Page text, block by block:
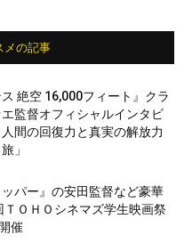
メの記事
ス 絶空 16,000フィート』クラ
監督オフィシャルインタビ
間の回復力と真実の解放力
」
ッパー』の安田監督など豪華
ＴＯＨＯシネマズ学生映画祭
催